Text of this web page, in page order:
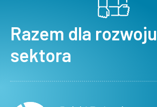
Razem dla rozwoju
sektora